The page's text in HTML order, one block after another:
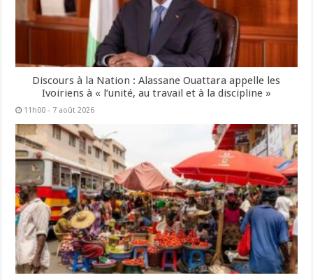
Discours à la Nation : Alassane Ouattara appelle les
Ivoiriens à « l’unité, au travail et à la discipline »
11h00 - 7 août 2026